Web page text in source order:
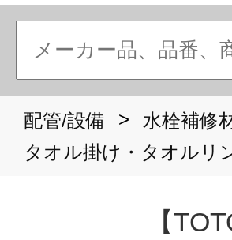
配管/設備 >
水栓補修
タオル掛け・タオルリ
【